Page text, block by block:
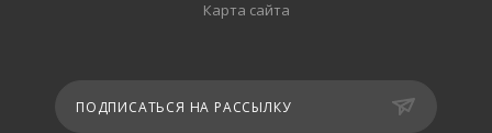
Карта сайта
ПОДПИСАТЬСЯ НА РАССЫЛКУ